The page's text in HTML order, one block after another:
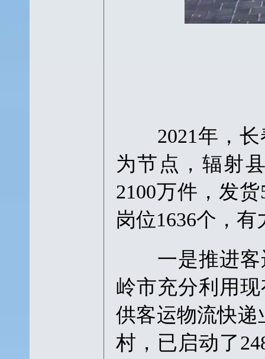
2021年，长
为节点，辐射
2100万件，发
岗位1636个，
一是推进客
岭市充分利用
供客运物流快递
村，已启动了